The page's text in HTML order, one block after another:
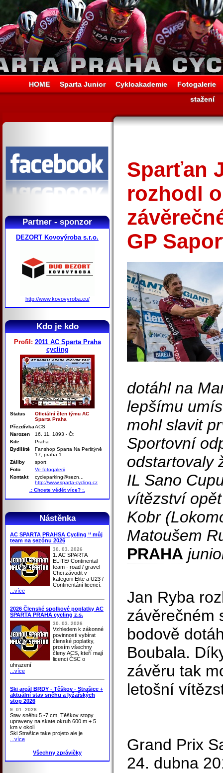
HOME Sparta Junior Cykloakademie
Fotogalerie
stažení
Partner - sponzor
DEZORT Kovovýroba s.r.o.
http://www.kovovyroba.eu/
Kdo je kdo
Profil: 2011 AC Sparta Praha
cycling
Status
Oficiální člen týmu AC
Sparta Praha
PřezdívkaACS
Narozen
16. 11. 1893 - Čt
Kde
Praha
Bydliště
Fanshop Sparta Na Perštýně
17, praha 1
Záliby
sport
Foto
Ve fotogalerii
Kontakt
cycleparking@sezn...
http://www.sparta-cycling.cz
.: Chcete vědět více? :.
Nástěnka
AC SPARTA PRAHSA Cycling ‘‘ můj
team na sezónu 2026
30. 03. 2026
1. AC SPARTA
ELITE/ Continental
team - road / gravel
Chci závodit v
kategorii Elite a U23 /
Continentání licencí.
...více
2026 Členské spolkové poplatky AC
SPARTA PRAHA cycling z.s.
30. 03. 2026
Vzhledem k zákonné
povinnosti vybírat
členské poplatky,
prosím všechny
členy ACS, kteří mají
licenci ČSC o
uhrazení
...více
Ski areál BRDY - Těškov - Strašice +
aktuální stav sněhu a lyžařských
stop 2026
9. 01. 2026
Stav sněhu 5 -7 cm, Těškov stopy
upraveny na skate okruh 600 m + 5
km v okolí
Ski Strašice take projeto ale je
...více
Všechny zprávičky
Sparťan
rozhodl
GP
dotáhl na
lepšímu
mohl slavit
Sportovní
odstartovaly
IL Sano
vítězství
Kobr
Matoušem
PRAHA
Jan Ryba
závěrečném
bodově
Boubala.
závěru tak
letošní
Grand Prix
24. dubna